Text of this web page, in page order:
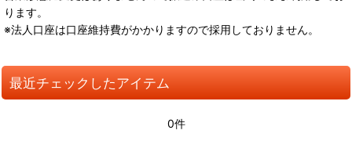
ります。
※法人口座は口座維持費がかかりますので採用しておりません。
最近チェックしたアイテム
0件